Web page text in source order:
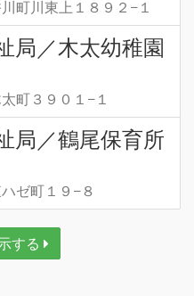
町川東上１８９２−１
局／木太幼稚園
町３９０１−１
局／鶴尾保育所
ゼ町１９−８
する